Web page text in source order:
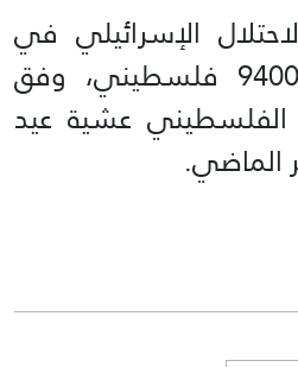
الإسرائيلي في
سجونها أكثر من 9400 فلسطيني، وفق
الفلسطيني عشية عيد
الماضي.